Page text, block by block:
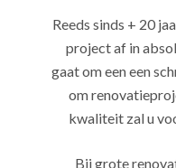
Reeds sinds + 20
project af in
gaat om een een
om
kwaliteit zal u
Bij grote